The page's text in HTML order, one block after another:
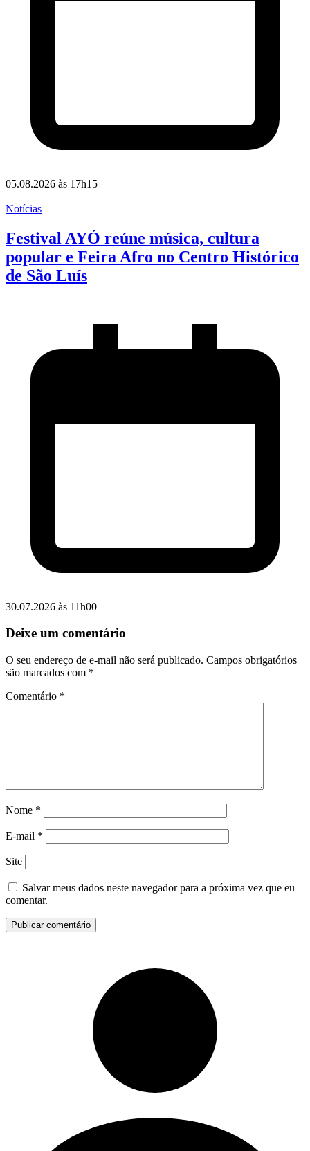
05.08.2026 às 17h15
Notícias
Festival AYÓ reúne música, cultura
popular e Feira Afro no Centro Histórico
de São Luís
30.07.2026 às 11h00
Deixe um comentário
O seu endereço de e-mail não será publicado. Campos obrigatórios
são marcados com *
Comentário *
Nome *
E-mail *
Site
Salvar meus dados neste navegador para a próxima vez que eu
comentar.